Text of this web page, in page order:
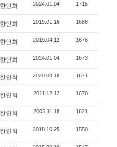
한인회 2024.01.04 1715
한인회 2019.01.16 1686
한인회 2019.04.12 1678
한인회 2024.01.04 1673
한인회 2020.04.18 1671
한인회 2011.12.12 1670
한인회 2005.11.18 1621
한인회 2018.10.25 1550